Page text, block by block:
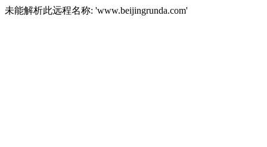
未能解析此远程名称: 'www.beijingrunda.com'